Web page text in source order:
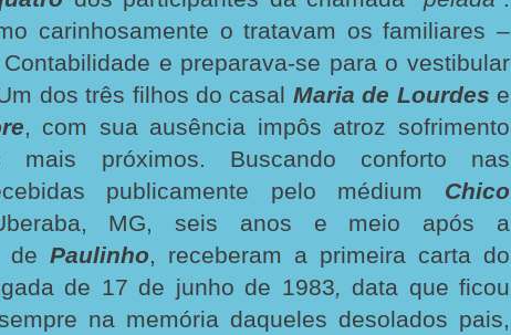
carinhosamente o tratavam os familiares –
e preparava-se para o vestibular
dos três filhos do casal Maria de Lourdes e
, com sua ausência impôs atroz sofrimento
mais próximos. Buscando conforto nas
publicamente pelo médium Chico
MG, seis anos e meio após a
de Paulinho, receberam a primeira carta do
de 17 de junho de 1983, data que ficou
na memória daqueles desolados pais,